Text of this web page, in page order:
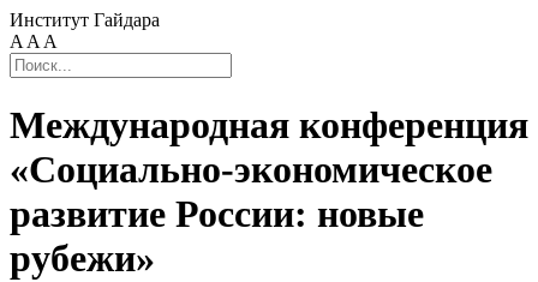
Институт Гайдара
A A A
Международная конференция
«Социально-экономическое
развитие России: новые
рубежи»